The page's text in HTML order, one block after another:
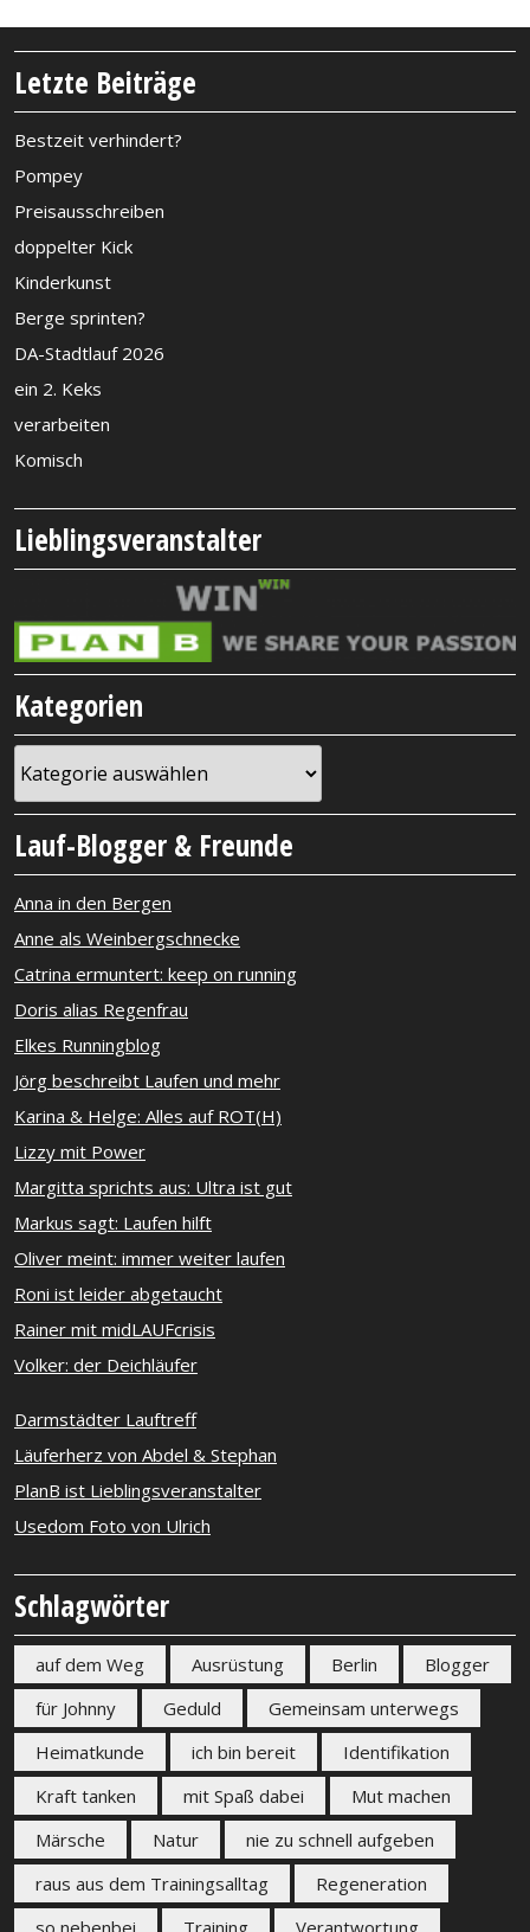
Letzte Beiträge
Bestzeit verhindert?
Pompey
Preisausschreiben
doppelter Kick
Kinderkunst
Berge sprinten?
DA-Stadtlauf 2026
ein 2. Keks
verarbeiten
Komisch
Lieblingsveranstalter
Kategorien
Lauf-Blogger & Freunde
Anna in den Bergen
Anne als Weinbergschnecke
Catrina ermuntert: keep on running
Doris alias Regenfrau
Elkes Runningblog
Jörg beschreibt Laufen und mehr
Karina & Helge: Alles auf ROT(H)
Lizzy mit Power
Margitta sprichts aus: Ultra ist gut
Markus sagt: Laufen hilft
Oliver meint: immer weiter laufen
Roni ist leider abgetaucht
Rainer mit midLAUFcrisis
Volker: der Deichläufer
Darmstädter Lauftreff
Läuferherz von Abdel & Stephan
PlanB ist Lieblingsveranstalter
Usedom Foto von Ulrich
Schlagwörter
auf dem Weg Ausrüstung Berlin
Blogger
für Johnny
Geduld
Gemeinsam unterwegs
Heimatkunde
ich bin bereit
Identifikation
Kraft tanken
mit Spaß dabei
Mut machen
Märsche
Natur
nie zu schnell aufgeben
raus aus dem Trainingsalltag
Regeneration